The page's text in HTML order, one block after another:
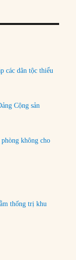
các dân tộc thiểu
Cộng sản
không cho
thống trị khu